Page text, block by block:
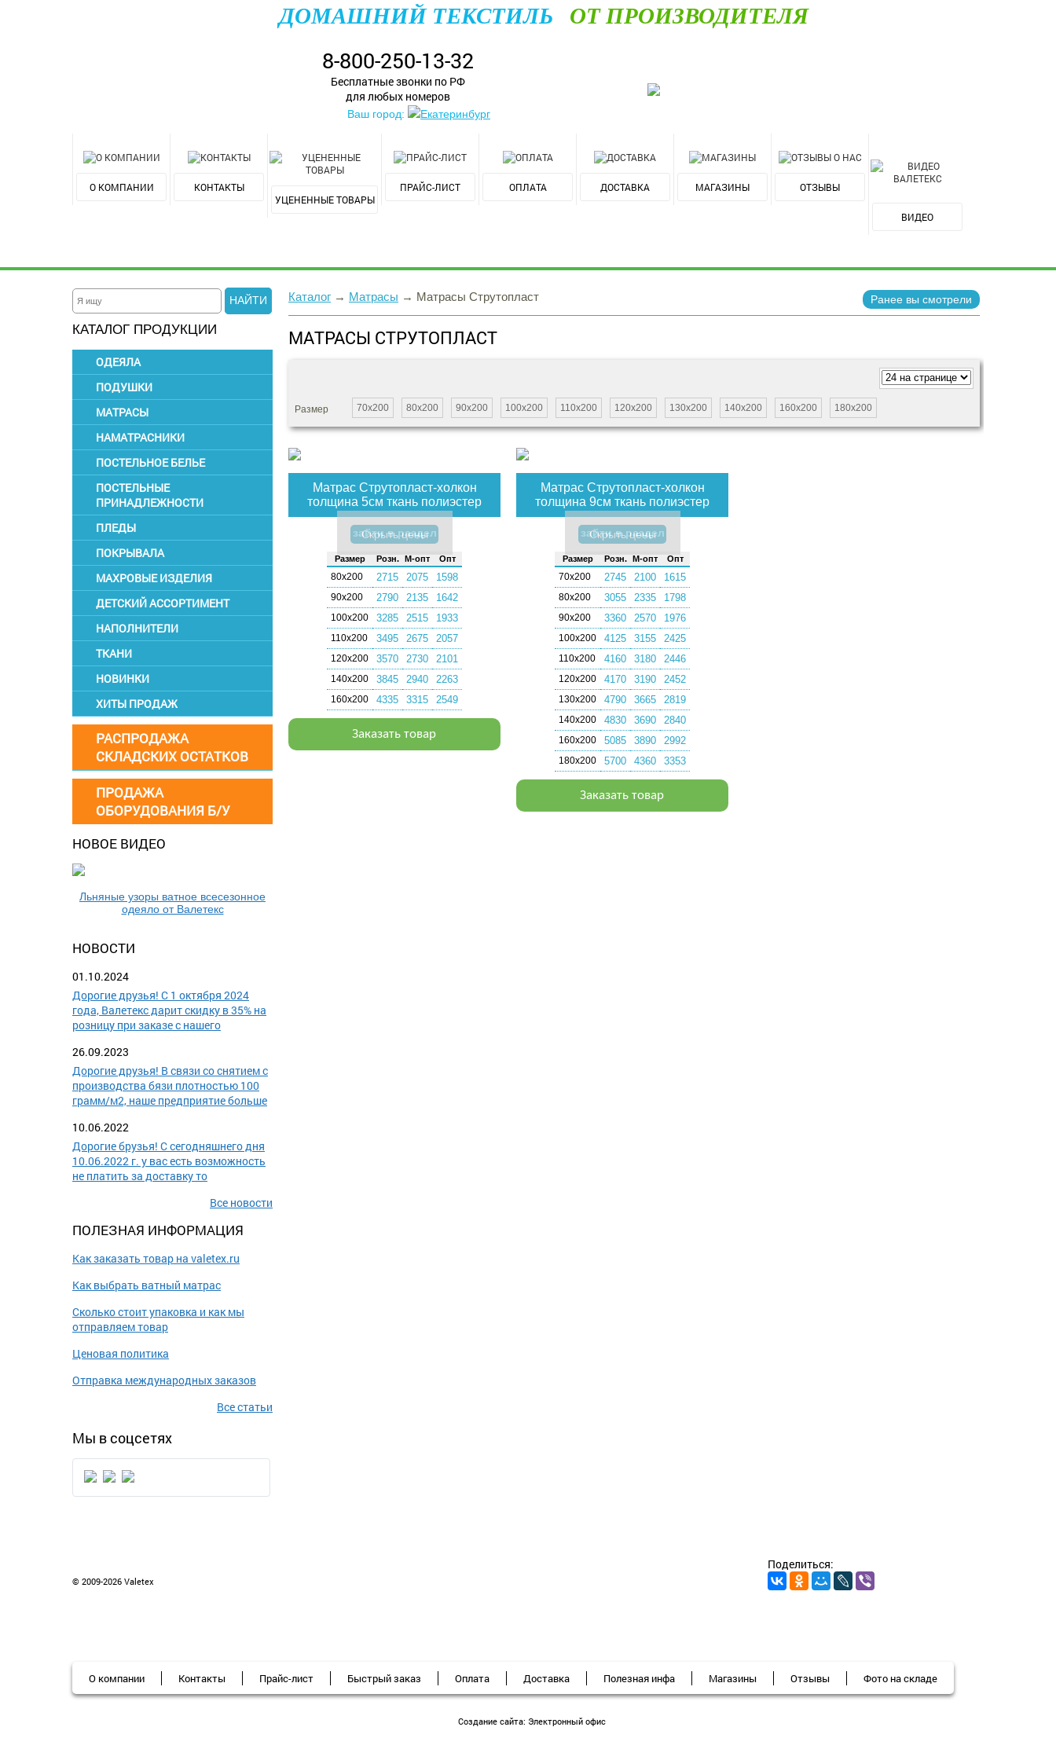
ДОМАШНИЙ ТЕКСТИЛЬ ОТ ПРОИЗВОДИТЕЛЯ
8-800-250-13-32
Бесплатные звонки по РФ
для любых номеров
Ваш город: Екатеринбург
О КОМПАНИИ
КОНТАКТЫ
УЦЕНЕННЫЕ ТОВАРЫ
ПРАЙС-ЛИСТ ОПЛАТА ДОСТАВКА МАГАЗИНЫ ОТЗЫВЫ
ВИДЕО
НАЙТИ
КАТАЛОГ ПРОДУКЦИИ
ОДЕЯЛА
ПОДУШКИ
МАТРАСЫ
НАМАТРАСНИКИ
ПОСТЕЛЬНОЕ БЕЛЬЕ
ПОСТЕЛЬНЫЕ
ПРИНАДЛЕЖНОСТИ
ПЛЕДЫ
ПОКРЫВАЛА
МАХРОВЫЕ ИЗДЕЛИЯ
ДЕТСКИЙ АССОРТИМЕНТ
НАПОЛНИТЕЛИ
ТКАНИ
НОВИНКИ
ХИТЫ ПРОДАЖ
РАСПРОДАЖА
СКЛАДСКИХ ОСТАТКОВ
ПРОДАЖА
ОБОРУДОВАНИЯ Б/У
НОВОЕ ВИДЕО
Льняные узоры ватное всесезонное
одеяло от Валетекс
НОВОСТИ
01.10.2024
Дорогие друзья! С 1 октября 2024
года, Валетекс дарит скидку в 35% на
розницу при заказе с нашего
26.09.2023
Дорогие друзья! В связи со снятием с
производства бязи плотностью 100
грамм/м2, наше предприятие больше
10.06.2022
Дорогие брузья! С сегодняшнего дня
10.06.2022 г. у вас есть возможность
не платить за доставку то
Все новости
ПОЛЕЗНАЯ ИНФОРМАЦИЯ
Как заказать товар на valetex.ru
Как выбрать ватный матрас
Сколько стоит упаковка и как мы
отправляем товар
Ценовая политика
Отправка международных заказов
Все статьи
Мы в соцсетях
Каталог → Матрасы → Матрасы Струтопласт Ранее вы смотрели
МАТРАСЫ СТРУТОПЛАСТ
Размер 70х200 80х200 90х200 100х200 110х200 120х200 130х200 140х200 160х200 180х200
Матрас Струтопласт-холкон
толщина 5см ткань полиэстер
зайти в раздел
Скрыть цены
Раз­мер Розн. М-опт Опт
80х200 2715 2075 1598
90х200 2790 2135 1642
100х200 3285 2515 1933
110х200 3495 2675 2057
120х200 3570 2730 2101
140х200 3845 2940 2263
160х200 4335 3315 2549
Заказать товар
Матрас Струтопласт-холкон
толщина 9см ткань полиэстер
зайти в раздел
Скрыть цены
Раз­мер Розн. М-опт Опт
70х200 2745 2100 1615
80х200 3055 2335 1798
90х200 3360 2570 1976
100х200 4125 3155 2425
110х200 4160 3180 2446
120х200 4170 3190 2452
130х200 4790 3665 2819
140х200 4830 3690 2840
160х200 5085 3890 2992
180х200 5700 4360 3353
Заказать товар
О компании Контакты Прайс-лист Быстрый заказ Оплата Доставка Полезная инфа Магазины Отзывы Фото на складе
Поделиться:
© 2009-2026 Valetex
Создание сайта: Электронный офис